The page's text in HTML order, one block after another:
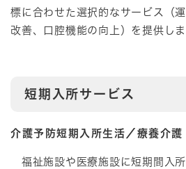
標に合わせた選択的なサービス（
改善、口腔機能の向上）を提供しま
短期入所サービス
介護予防短期入所生活／療養介
福祉施設や医療施設に短期間入